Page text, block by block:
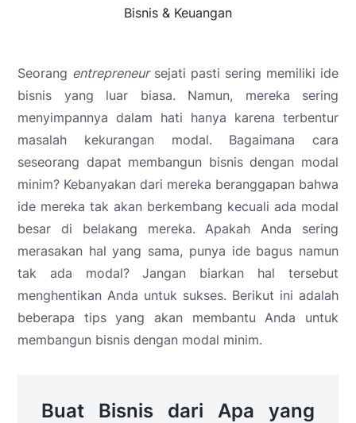
Bisnis & Keuangan
Seorang entrepreneursejati pasti sering memiliki ide
bisnis yang luar biasa. Namun, mereka sering
menyimpannya dalam hati hanya karena terbentur
masalah kekurangan modal. Bagaimana cara
seseorang dapat membangun bisnis dengan modal
minim? Kebanyakan dari mereka beranggapan bahwa
ide mereka tak akan berkembang kecuali ada modal
besar di belakang mereka. Apakah Anda sering
merasakan hal yang sama, punya ide bagus namun
tak ada modal? Jangan biarkan hal tersebut
menghentikan Anda untuk sukses. Berikut ini adalah
beberapa tips yang akan membantu Anda untuk
membangun bisnis dengan modal minim.
Buat Bisnis dari Apa yang